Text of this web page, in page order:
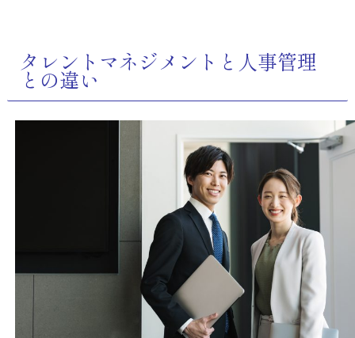
タレントマネジメントと人事管理
との違い